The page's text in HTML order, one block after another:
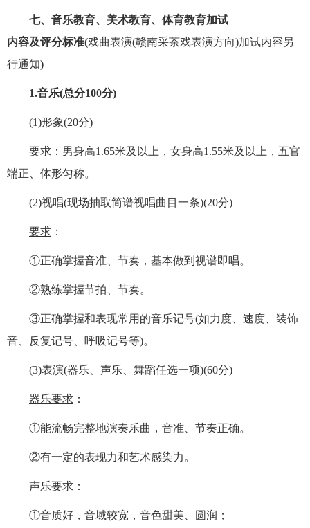
七、音乐教育、美术教育、体育教育加试
内容及评分标准(戏曲表演(赣南采茶戏表演方向)加试内容另
行通知)
1.音乐(总分100分)
(1)形象(20分)
要求 ：男身高1.65米及以上，女身高1.55米及以上，五官
端正、体形匀称。
(2)视唱(现场抽取简谱视唱曲目一条)(20分)
要求 ：
①正确掌握音准、节奏，基本做到视谱即唱。
②熟练掌握节拍、节奏。
③正确掌握和表现常用的音乐记号(如力度、速度、装饰
音、反复记号、呼吸记号等)。
(3)表演(器乐、声乐、舞蹈任选一项)(60分)
器乐要求 ：
①能流畅完整地演奏乐曲，音准、节奏正确。
②有一定的表现力和艺术感染力。
声乐要求：
①音质好，音域较宽，音色甜美、圆润；